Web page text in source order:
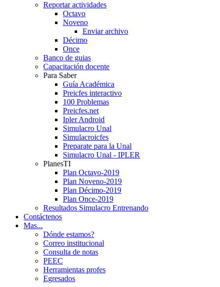
Reportar actividades
Octavo
Noveno
Enviar archivo
Décimo
Once
Banco de guias
Capacitación docente
Para Saber
Guía Académica
Preicfes interactivo
100 Problemas
Preicfes.net
Ipler Android
Simulacro Unal
Simulacroicfes
Preparate para la Unal
Simulacro Unal - IPLER
PlanesTI
Plan Octavo-2019
Plan Noveno-2019
Plan Décimo-2019
Plan Once-2019
Resultados Simulacro Entrenando
Contáctenos
Mas...
Dónde estamos?
Correo institucional
Consulta de notas
PEEC
Herramientas profes
Egresados